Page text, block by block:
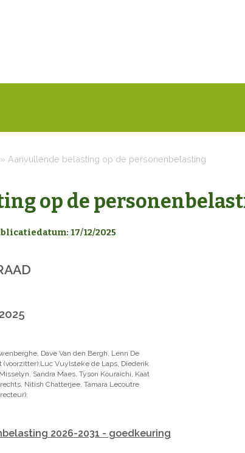
» Aanvullende belasting op de personenbelasting
op de
17/12/2025
Dave Van den Bergh, Lenn De
(voorzitter);Luc Vuylsteke de Laps, Diederik
Sandra Maes, Tyson Kouraichi, Kaat
Nitish Chatterjee, Tamara Lecoutre
2026-2031 - goedkeuring